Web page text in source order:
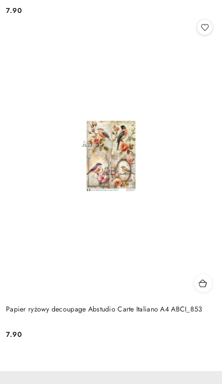
Cena:
7.90
Papier ryżowy decoupage Abstudio Carte Italiano A4 ABCI_853
Cena:
7.90